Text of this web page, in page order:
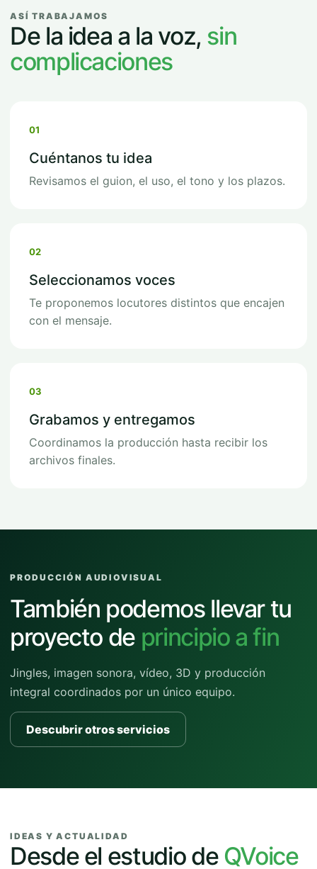
ASÍ TRABAJAMOS
De la idea a la voz, sin
complicaciones
01
Cuéntanos tu idea
Revisamos el guion, el uso, el tono y los plazos.
02
Seleccionamos voces
Te proponemos locutores distintos que encajen
con el mensaje.
03
Grabamos y entregamos
Coordinamos la producción hasta recibir los
archivos finales.
PRODUCCIÓN AUDIOVISUAL
También podemos llevar tu
proyecto de principio a fin
Jingles, imagen sonora, vídeo, 3D y producción
integral coordinados por un único equipo.
Descubrir otros servicios
IDEAS Y ACTUALIDAD
Desde el estudio de QVoice